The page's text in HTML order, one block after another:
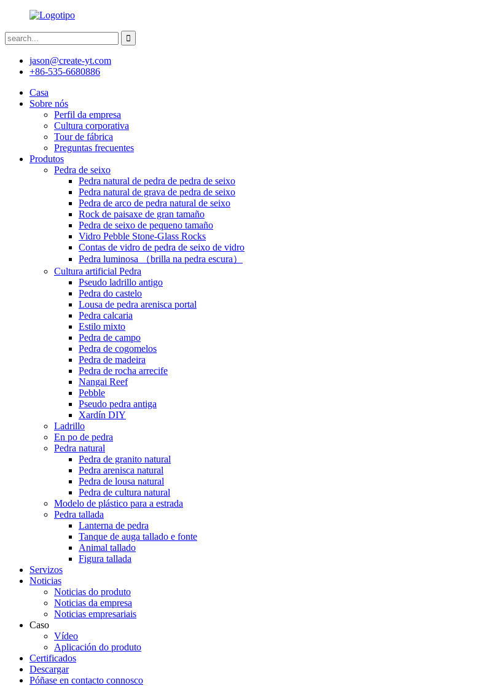
jason@create-yt.com
+86-535-6680886
Casa
Sobre nós
Perfil da empresa
Cultura corporativa
Tour de fábrica
Preguntas frecuentes
Produtos
Pedra de seixo
Pedra natural de pedra de pedra de seixo
Pedra natural de grava de pedra de seixo
Pedra de arco de pedra natural de seixo
Rock de paisaxe de gran tamaño
Pedra de seixo de pequeno tamaño
Vidro Pebble Stone-Glass Rocks
Contas de vidro de pedra de seixo de vidro
Pedra luminosa （brilla na pedra escura）
Cultura artificial Pedra
Pseudo ladrillo antigo
Pedra do castelo
Lousa de pedra arenisca portal
Pedra calcaria
Estilo mixto
Pedra de campo
Pedra de cogomelos
Pedra de madeira
Pedra de rocha arrecife
Nangai Reef
Pebble
Pseudo pedra antiga
Xardín DIY
Ladrillo
En po de pedra
Pedra natural
Pedra de granito natural
Pedra arenisca natural
Pedra de lousa natural
Pedra de cultura natural
Modelo de plástico para a estrada
Pedra tallada
Lanterna de pedra
Tanque de auga tallado e fonte
Animal tallado
Figura tallada
Servizos
Noticias
Noticias do produto
Noticias da empresa
Noticias empresariais
Caso
Vídeo
Aplicación do produto
Certificados
Descargar
Póñase en contacto connosco